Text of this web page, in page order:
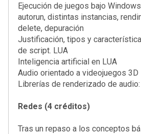
Ejecución de juegos bajo
autorun, distintas instancias,
delete, depuración
Justificación, tipos y
de script. LUA
Inteligencia artificial en LUA
Audio orientado a videojuegos 3D
Librerías de renderizado de
Redes (4 créditos)
Tras un repaso a los conceptos